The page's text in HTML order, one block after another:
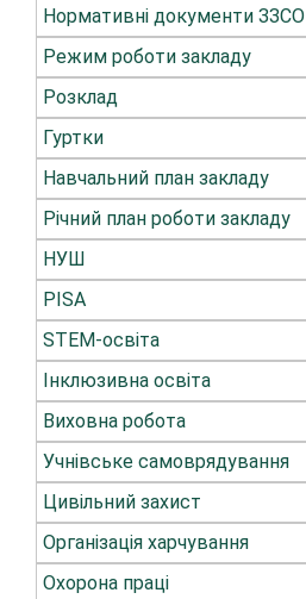
Нормативні документи ЗЗСО
Режим роботи закладу
Розклад
Гуртки
Навчальний план закладу
Річний план роботи закладу
НУШ
PISA
STEM-освіта
Інклюзивна освіта
Виховна робота
Учнівське самоврядування
Цивільний захист
Організація харчування
Охорона праці